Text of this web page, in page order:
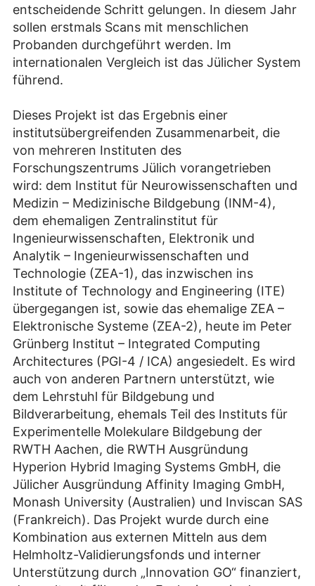
entscheidende Schritt gelungen. In diesem Jahr
sollen erstmals Scans mit menschlichen
Probanden durchgeführt werden. Im
internationalen Vergleich ist das Jülicher System
führend.
Dieses Projekt ist das Ergebnis einer
institutsübergreifenden Zusammenarbeit, die
von mehreren Instituten des
Forschungszentrums Jülich vorangetrieben
wird: dem Institut für Neurowissenschaften und
Medizin – Medizinische Bildgebung (INM-4),
dem ehemaligen Zentralinstitut für
Ingenieurwissenschaften, Elektronik und
Analytik – Ingenieurwissenschaften und
Technologie (ZEA-1), das inzwischen ins
Institute of Technology and Engineering (ITE)
übergegangen ist, sowie das ehemalige ZEA –
Elektronische Systeme (ZEA-2), heute im Peter
Grünberg Institut – Integrated Computing
Architectures (PGI-4 / ICA) angesiedelt. Es wird
auch von anderen Partnern unterstützt, wie
dem Lehrstuhl für Bildgebung und
Bildverarbeitung, ehemals Teil des Instituts für
Experimentelle Molekulare Bildgebung der
RWTH Aachen, die RWTH Ausgründung
Hyperion Hybrid Imaging Systems GmbH, die
Jülicher Ausgründung Affinity Imaging GmbH,
Monash University (Australien) und Inviscan SAS
(Frankreich). Das Projekt wurde durch eine
Kombination aus externen Mitteln aus dem
Helmholtz-Validierungsfonds und interner
Unterstützung durch „Innovation GO“ finanziert,